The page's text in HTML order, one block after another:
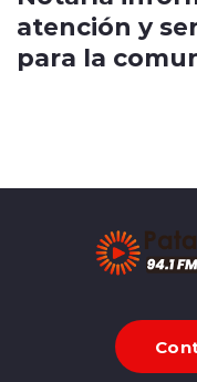
atención y
para la